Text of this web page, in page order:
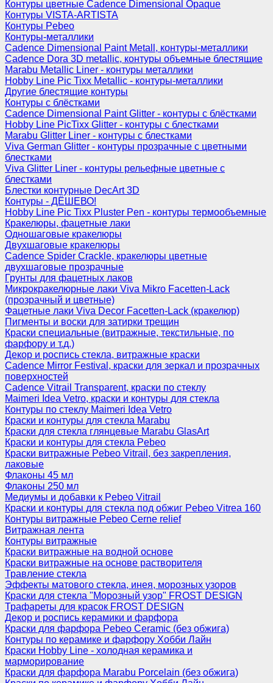
Контуры цветные Cadence Dimensional Opaque
Контуры VISTA-ARTISTA
Контуры Pebeo
Контуры-металлики
Cadence Dimensional Paint Metall, контуры-металлики
Cadence Dora 3D metallic, контуры объемные блестящие
Marabu Metallic Liner - контуры металлики
Hobby Line Pic Tixx Metallic - контуры-металлики
Другие блестящие контуры
Контуры с блёстками
Cadence Dimensional Paint Glitter - контуры с блёстками
Hobby Line PicTixx Glitter - контуры с блестками
Marabu Glitter Liner - контуры с блестками
Viva German Glitter - контуры прозрачные с цветными
блестками
Viva Glitter Liner - контуры рельефные цветные с
блестками
Блестки контурные DecArt 3D
Контуры - ДЁШЕВО!
Hobby Line Pic Tixx Pluster Pen - контуры термообъемные
Кракелюры, фацетные лаки
Одношаговые кракелюры
Двухшаговые кракелюры
Cadence Spider Crackle, кракелюры цветные
двухшаговые прозрачные
Грунты для фацетных лаков
Микрокракелюрные лаки Viva Mikro Facetten-Lack
(прозрачный и цветные)
Фацетные лаки Viva Decor Facetten-Lack (кракелюр)
Пигменты и воски для затирки трещин
Краски специальные (витражные, текстильные, по
фарфору и т.д.)
Декор и роспись стекла, витражные краски
Cadence Mirror Festival, краски для зеркал и прозрачных
поверхностей
Cadence Vitrail Transparent, краски по стеклу
Maimeri Idea Vetro, краски и контуры для стекла
Контуры по стеклу Maimeri Idea Vetro
Краски и контуры для стекла Marabu
Краски для стекла глянцевые Marabu GlasArt
Краски и контуры для стекла Pebeo
Краски витражные Pebeo Vitrail, без закрепления,
лаковые
Флаконы 45 мл
Флаконы 250 мл
Медиумы и добавки к Pebeo Vitrail
Краски и контуры для стекла под обжиг Pebeo Vitrea 160
Контуры витражные Pebeo Cerne relief
Витражная лента
Контуры витражные
Краски витражные на водной основе
Краски витражные на основе растворителя
Травление стекла
Эффекты матового стекла, инея, морозных узоров
Краски для стекла "Морозный узор" FROST DESIGN
Трафареты для красок FROST DESIGN
Декор и роспись керамики и фарфора
Краски для фарфора Pebeo Ceramic (без обжига)
Контуры по керамике и фарфору Хобби Лайн
Краски Hobby Line - холодная керамика и
марморирование
Краски для фарфора Marabu Porcelain (без обжига)